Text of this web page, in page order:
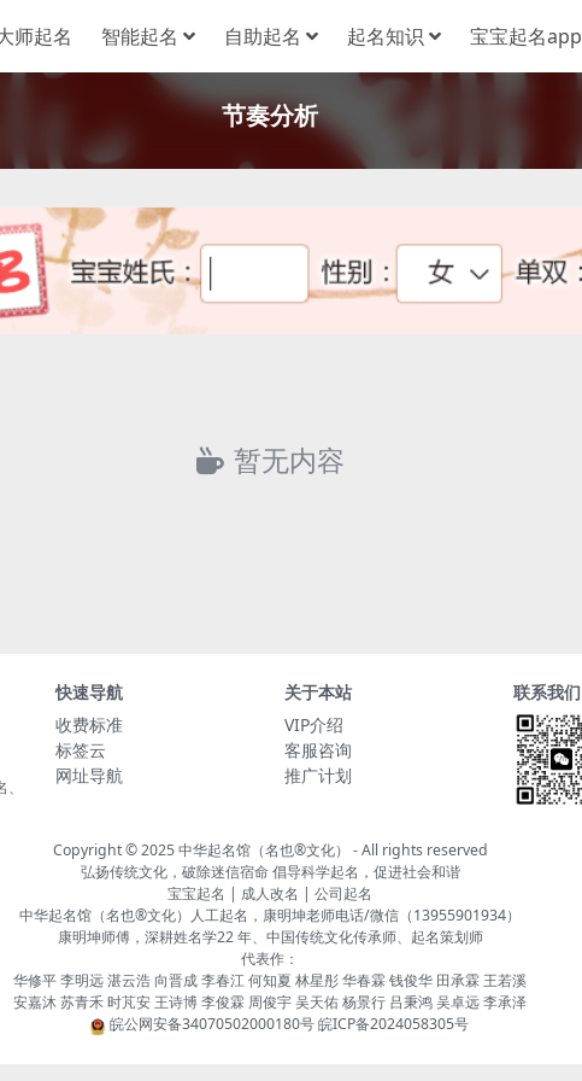
师起名 智能起名 自助起名 起名知识 宝宝起名app
节奏分析
暂无内容
快速导航
收费标准
标签云
网址导航
关于本站
VIP介绍
客服咨询
推广计划
联系我们
Copyright © 2025中华起名馆（名也®文化） - All rights reserved
弘扬传统文化，破除迷信宿命 倡导科学起名，促进社会和谐
宝宝起名 | 成人改名 | 公司起名
中华起名馆（名也®文化）人工起名，康明坤老师电话/微信（13955901934）
康明坤师傅，深耕姓名学22 年、中国传统文化传承师、起名策划师
代表作：
华修平 李明远 湛云浩 向晋成 李春江 何知夏 林星彤 华春霖 钱俊华 田承霖 王若溪
安嘉沐 苏青禾 时芃安 王诗博 李俊霖 周俊宇 吴天佑 杨景行 吕秉鸿 吴卓远 李承泽
皖公网安备34070502000180号皖ICP备2024058305号